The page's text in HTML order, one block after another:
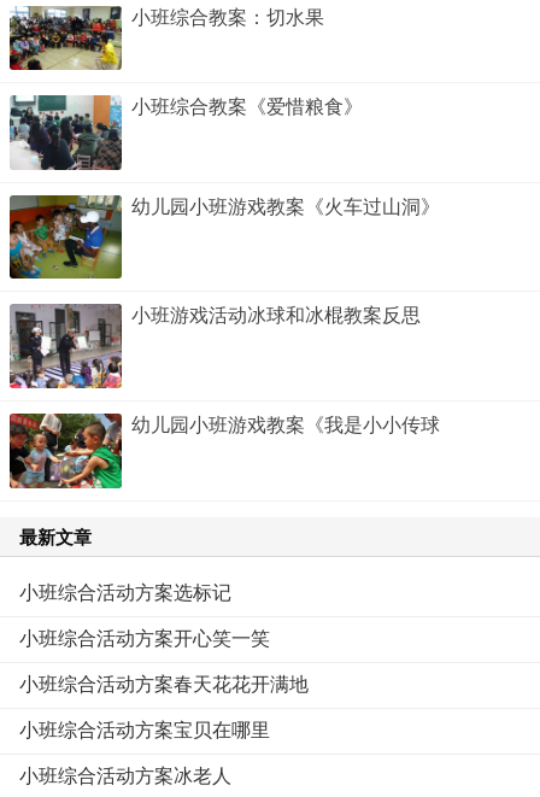
小班综合教案：切水果
小班综合教案《爱惜粮食》
幼儿园小班游戏教案《火车过山洞》
小班游戏活动冰球和冰棍教案反思
幼儿园小班游戏教案《我是小小传球
最新文章
小班综合活动方案选标记
小班综合活动方案开心笑一笑
小班综合活动方案春天花花开满地
小班综合活动方案宝贝在哪里
小班综合活动方案冰老人